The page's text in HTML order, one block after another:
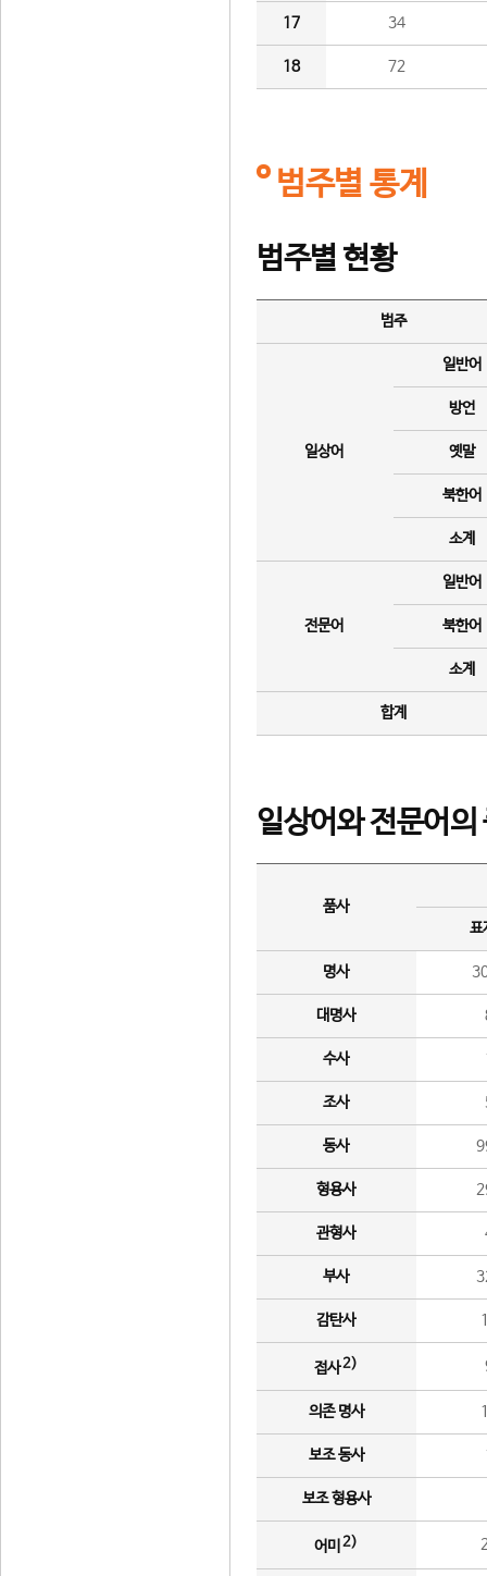
17 34
18 72
범주별 통계
범주별 현황
범주
일상어
일반어
방언
옛말
북한어
소계
전문어
일반어
북한어
소계
합계
일상어와 전문어의
품사
표
명사
대명사
수사
조사
동사
형용사
관형사
부사
감탄사
접사2)
의존 명사
보조 동사
보조 형용사
어미 2)